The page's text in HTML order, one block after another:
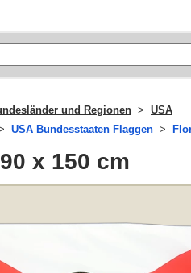
und Regionen
USA
USA Bundesstaaten Flaggen
x 150 cm